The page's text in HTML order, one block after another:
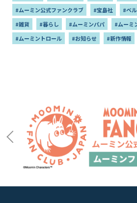
#ムーミン公式ファンクラブ
#宝島社 #ベ
#雑貨
#暮らし #ムーミンパパ #ムーミ
#ムーミントロール
#お知らせ #新作情報